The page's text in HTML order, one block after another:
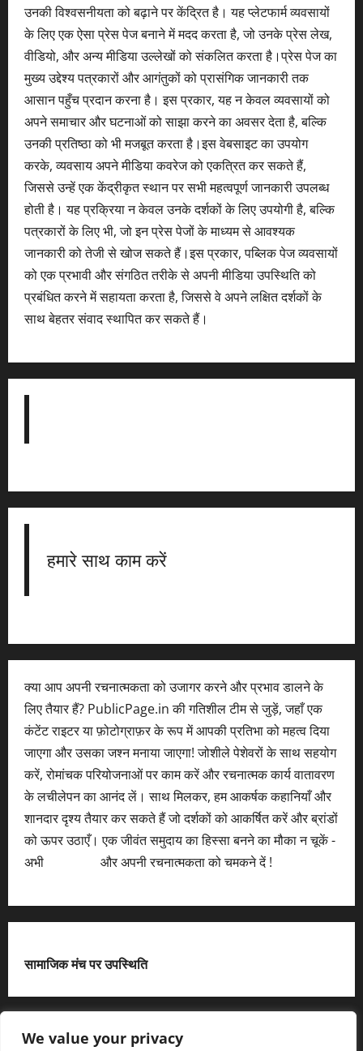
We value your privacy
उनकी विश्वसनीयता को बढ़ाने पर केंद्रित है। यह प्लेटफार्म व्यवसायों
के लिए एक ऐसा प्रेस पेज बनाने में मदद करता है, जो उनके प्रेस लेख,
वीडियो, और अन्य मीडिया उल्लेखों को संकलित करता है।प्रेस पेज का
मुख्य उद्देश्य पत्रकारों और आगंतुकों को प्रासंगिक जानकारी तक
आसान पहुँच प्रदान करना है। इस प्रकार, यह न केवल व्यवसायों को
अपने समाचार और घटनाओं को साझा करने का अवसर देता है, बल्कि
उनकी प्रतिष्ठा को भी मजबूत करता है।इस वेबसाइट का उपयोग
करके, व्यवसाय अपने मीडिया कवरेज को एकत्रित कर सकते हैं,
जिससे उन्हें एक केंद्रीकृत स्थान पर सभी महत्वपूर्ण जानकारी उपलब्ध
होती है। यह प्रक्रिया न केवल उनके दर्शकों के लिए उपयोगी है, बल्कि
पत्रकारों के लिए भी, जो इन प्रेस पेजों के माध्यम से आवश्यक
जानकारी को तेजी से खोज सकते हैं।इस प्रकार, पब्लिक पेज व्यवसायों
को एक प्रभावी और संगठित तरीके से अपनी मीडिया उपस्थिति को
प्रबंधित करने में सहायता करता है, जिससे वे अपने लक्षित दर्शकों के
साथ बेहतर संवाद स्थापित कर सकते हैं।
हमारे साथ काम करें
क्या आप अपनी रचनात्मकता को उजागर करने और प्रभाव डालने के
लिए तैयार हैं? PublicPage.in की गतिशील टीम से जुड़ें, जहाँ एक
कंटेंट राइटर या फ़ोटोग्राफ़र के रूप में आपकी प्रतिभा को महत्व दिया
जाएगा और उसका जश्न मनाया जाएगा! जोशीले पेशेवरों के साथ सहयोग
करें, रोमांचक परियोजनाओं पर काम करें और रचनात्मक कार्य वातावरण
के लचीलेपन का आनंद लें। साथ मिलकर, हम आकर्षक कहानियाँ और
शानदार दृश्य तैयार कर सकते हैं जो दर्शकों को आकर्षित करें और ब्रांडों
को ऊपर उठाएँ। एक जीवंत समुदाय का हिस्सा बनने का मौका न चूकें -
अभी
और अपनी रचनात्मकता को चमकने दें !
सामाजिक मंच पर उपस्थिति
X